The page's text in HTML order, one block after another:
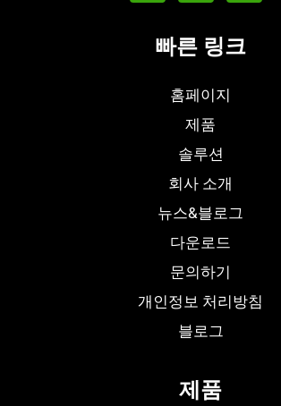
빠른 링크
홈페이지
제품
솔루션
회사 소개
뉴스&블로그
다운로드
문의하기
개인정보 처리방침
블로그
제품